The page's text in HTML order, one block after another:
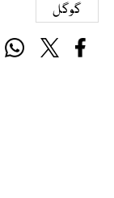
گوگل